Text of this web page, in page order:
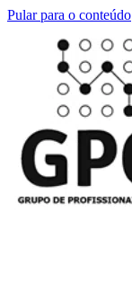
Pular para o conteúdo